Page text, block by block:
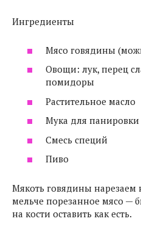
Ингредиенты
Мясо говядины
Овощи: лук, перец
помидоры
Растительное масло
Мука для панировки
Смесь специй
Пиво
Мякоть говядины
мельче порезанное мясо —
на кости оставить как есть.